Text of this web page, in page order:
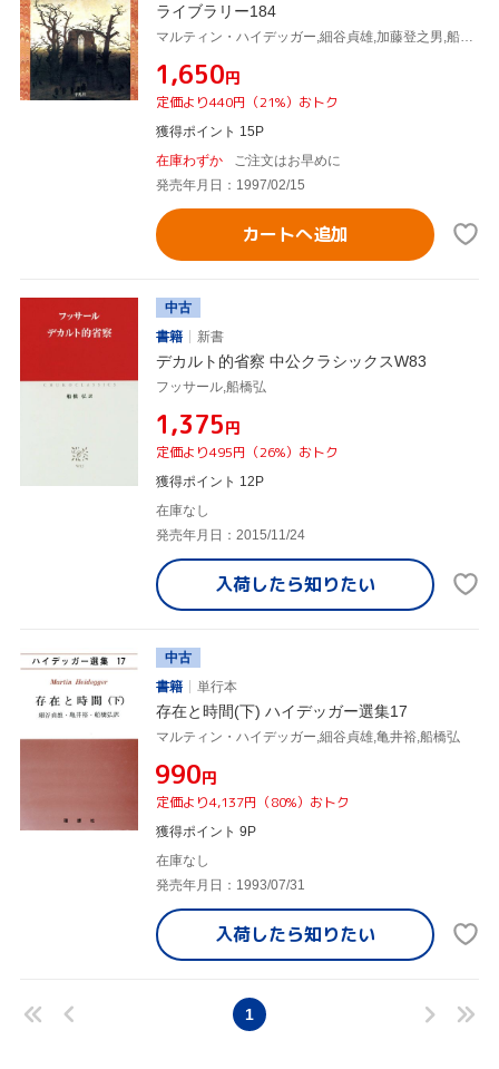
ライブラリー184
マルティン・ハイデッガー,細谷貞雄,加藤登之男,船橋弘
¥1,650円
定価より440円（21%）おトク
獲得ポイント 15P
在庫わずか
ご注文はお早めに
発売年月日：1997/02/15
カートへ追加
中古
書籍
新書
デカルト的省察 中公クラシックスW83
フッサール,船橋弘
¥1,375円
定価より495円（26%）おトク
獲得ポイント 12P
在庫なし
発売年月日：2015/11/24
入荷したら知りたい
中古
書籍
単行本
存在と時間(下) ハイデッガー選集17
マルティン・ハイデッガー,細谷貞雄,亀井裕,船橋弘
¥990円
定価より4,137円（80%）おトク
獲得ポイント 9P
在庫なし
発売年月日：1993/07/31
入荷したら知りたい
1